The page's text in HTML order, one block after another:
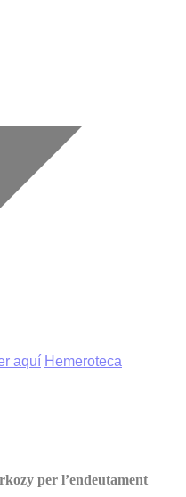
aquí Hemeroteca
per l’endeutament